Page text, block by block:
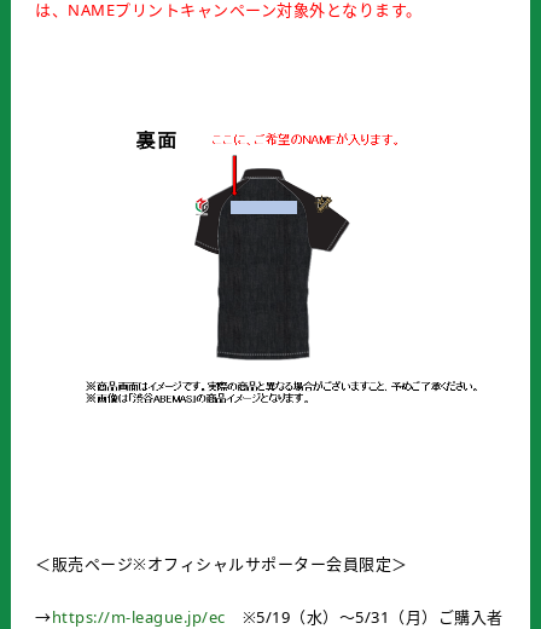
は、NAMEプリントキャンペーン対象外となります。
＜販売ページ※オフィシャルサポーター会員限定＞
→https://m-league.jp/ec ※5/19（水）～5/31（月）ご購入者